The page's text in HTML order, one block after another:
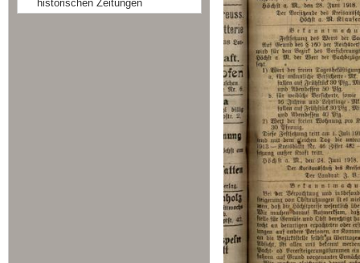
historischen Zeitungen